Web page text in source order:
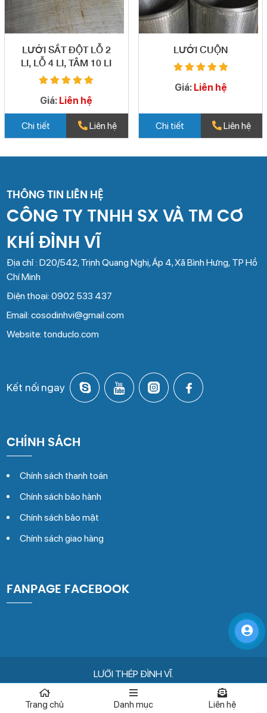
LƯỚI SẮT ĐỘT LỖ 2
LI, LỖ 4 LI, TÂM 10 LI
Giá: Liên hệ
Chi tiết Liên hệ
LƯỚI CUỘN
Giá: Liên hệ
Chi tiết Liên hệ
THÔNG TIN LIÊN HỆ
CÔNG TY TNHH SX VÀ TM CƠ
KHÍ ĐÌNH VĨ
Địa chỉ : D20/542, Trịnh Quang Nghị, Ấp 4, Xã Bình Hưng, TP Hồ
Chí Minh
Điện thoại: 0902 533 437
Email: cosodinhvi@gmail.com
Website: tonduclo.com
Kết nối ngay
CHÍNH SÁCH
Chính sách thanh toán
Chính sách bảo hành
Chính sách bảo mật
Chính sách giao hàng
FANPAGE FACEBOOK
LƯỚI THÉP ĐÌNH VĨ.
Đang online : 2 | Tổng truy cập: 182446
Trang chủ Danh mục Liên hệ